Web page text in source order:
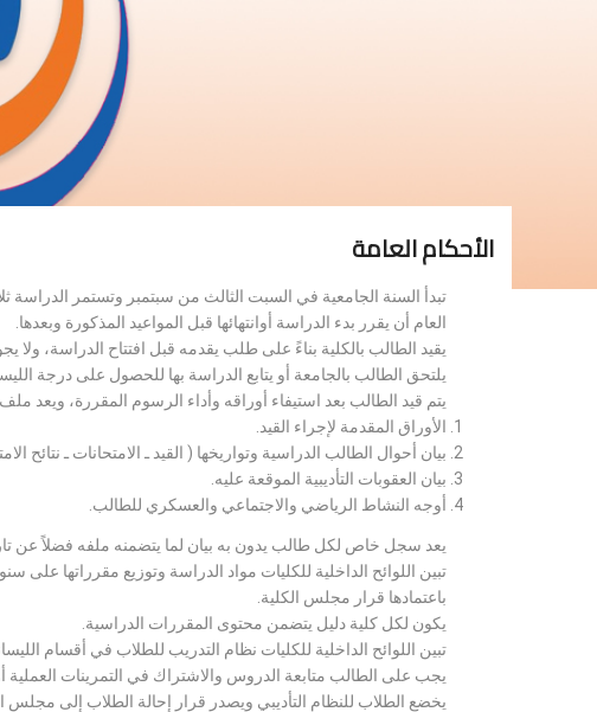
الأحكام العامة
تبدأ السنة الجامعية في السبت الثالث من سبتمبر وتستمر
العام أن يقرر بدء الدراسة أوانتهائها قبل المواعيد المذكورة وبعدها.
يقيد الطالب بالكلية بناءً على طلب يقدمه قبل افتتاح الدراسة،
يلتحق الطالب بالجامعة أو يتابع الدراسة بها للحصول على درجة
يتم قيد الطالب بعد استيفاء أوراقه وأداء الرسوم المقررة،
الأوراق المقدمة لإجراء القيد.
بيان أحوال الطالب الدراسية وتواريخها ( القيد ـ الامتحانات ـ نتائح
بيان العقوبات التأديبية الموقعة عليه.
أوجه النشاط الرياضي والاجتماعي والعسكري للطالب.
يعد سجل خاص لكل طالب يدون به بيان لما يتضمنه ملفه فضلاً عن
تبين اللوائح الداخلية للكليات مواد الدراسة وتوزيع
باعتمادها قرار مجلس الكلية.
يكون لكل كلية دليل يتضمن محتوى المقررات الدراسية.
تبين اللوائح الداخلية للكليات نظام التدريب للطلاب في أقسام
يجب على الطالب متابعة الدروس والاشتراك في التمرينات العملية
يخضع الطلاب للنظام التأديبي ويصدر قرار إحالة الطلاب إلى